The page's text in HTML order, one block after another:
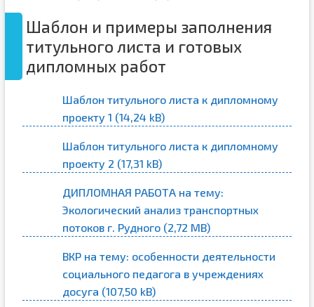
Шаблон и примеры заполнения
титульного листа и готовых
дипломных работ
Шаблон титульного листа к дипломному
проекту 1
Шаблон титульного листа к дипломному
проекту 2
ДИПЛОМНАЯ РАБОТА на тему:
Экологический анализ транспортных
потоков г. Рудного
ВКР на тему: особенности деятельности
социального педагога в учреждениях
досуга